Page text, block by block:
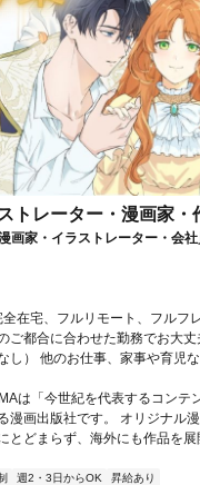
トレーター・漫画家・
画家・イラストレーター・会
！！
在宅、フルリモート、フルフ
ご都合に合わせた勤務でお大
し） 他のお仕事、家事や育児
は「今世紀を代表するコンテ
漫画出版社です。 オリジナル
とどまらず、海外にも作品を展
週2・3日からOK 昇給あり